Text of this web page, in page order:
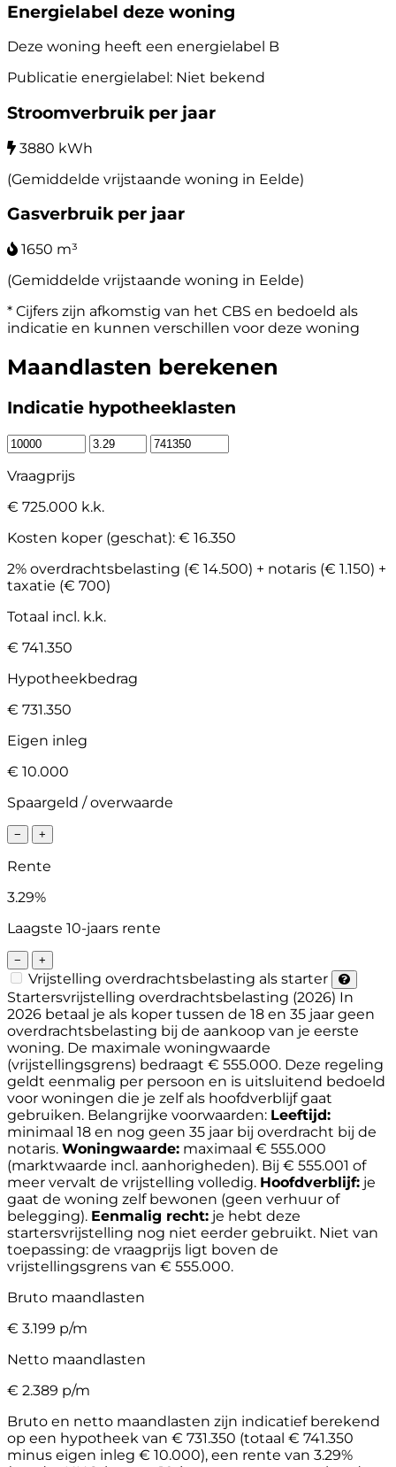
Energielabel deze woning
Deze woning heeft een energielabel B
Publicatie energielabel: Niet bekend
Stroomverbruik per jaar
3880 kWh
(Gemiddelde vrijstaande woning in Eelde)
Gasverbruik per jaar
1650 m³
(Gemiddelde vrijstaande woning in Eelde)
* Cijfers zijn afkomstig van het CBS en bedoeld als
indicatie en kunnen verschillen voor deze woning
Maandlasten berekenen
Indicatie hypotheeklasten
Vraagprijs
€ 725.000 k.k.
Kosten koper (geschat): € 16.350
2% overdrachtsbelasting (€ 14.500) + notaris (€ 1.150) +
taxatie (€ 700)
Totaal incl. k.k.
€ 741.350
Hypotheekbedrag
€ 731.350
Eigen inleg
€ 10.000
Spaargeld / overwaarde
− +
Rente
3.29%
Laagste 10-jaars rente
− +
Vrijstelling overdrachtsbelasting als starter
Startersvrijstelling overdrachtsbelasting (2026) In
2026 betaal je als koper tussen de 18 en 35 jaar geen
overdrachtsbelasting bij de aankoop van je eerste
woning. De maximale woningwaarde
(vrijstellingsgrens) bedraagt € 555.000. Deze regeling
geldt eenmalig per persoon en is uitsluitend bedoeld
voor woningen die je zelf als hoofdverblijf gaat
gebruiken. Belangrijke voorwaarden: Leeftijd:
minimaal 18 en nog geen 35 jaar bij overdracht bij de
notaris. Woningwaarde: maximaal € 555.000
(marktwaarde incl. aanhorigheden). Bij € 555.001 of
meer vervalt de vrijstelling volledig. Hoofdverblijf: je
gaat de woning zelf bewonen (geen verhuur of
belegging). Eenmalig recht: je hebt deze
startersvrijstelling nog niet eerder gebruikt. Niet van
toepassing: de vraagprijs ligt boven de
vrijstellingsgrens van € 555.000.
Bruto maandlasten
€ 3.199 p/m
Netto maandlasten
€ 2.389 p/m
Bruto en netto maandlasten zijn indicatief berekend
op een hypotheek van € 731.350 (totaal € 741.350
minus eigen inleg € 10.000), een rente van 3.29%